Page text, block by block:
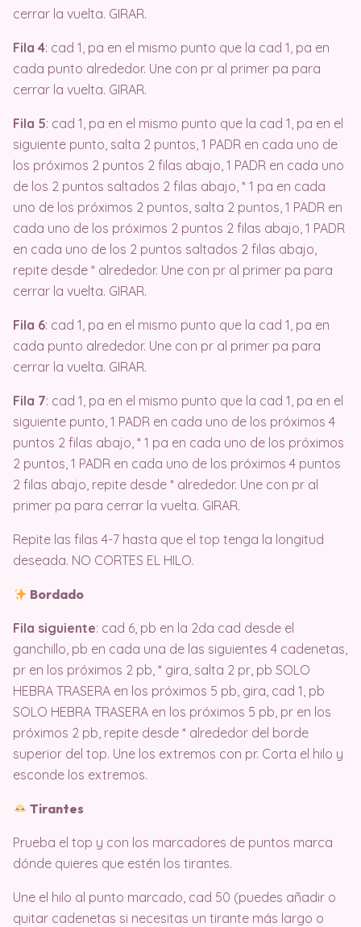
cerrar la vuelta. GIRAR.
Fila 4: cad 1, pa en el mismo punto que la cad 1, pa en
cada punto alrededor. Une con pr al primer pa para
cerrar la vuelta. GIRAR.
Fila 5: cad 1, pa en el mismo punto que la cad 1, pa en el
siguiente punto, salta 2 puntos, 1 PADR en cada uno de
los próximos 2 puntos 2 filas abajo, 1 PADR en cada uno
de los 2 puntos saltados 2 filas abajo, * 1 pa en cada
uno de los próximos 2 puntos, salta 2 puntos, 1 PADR en
cada uno de los próximos 2 puntos 2 filas abajo, 1 PADR
en cada uno de los 2 puntos saltados 2 filas abajo,
repite desde * alrededor. Une con pr al primer pa para
cerrar la vuelta. GIRAR.
Fila 6: cad 1, pa en el mismo punto que la cad 1, pa en
cada punto alrededor. Une con pr al primer pa para
cerrar la vuelta. GIRAR.
Fila 7: cad 1, pa en el mismo punto que la cad 1, pa en el
siguiente punto, 1 PADR en cada uno de los próximos 4
puntos 2 filas abajo, * 1 pa en cada uno de los próximos
2 puntos, 1 PADR en cada uno de los próximos 4 puntos
2 filas abajo, repite desde * alrededor. Une con pr al
primer pa para cerrar la vuelta. GIRAR.
Repite las filas 4-7 hasta que el top tenga la longitud
deseada. NO CORTES EL HILO.
Bordado
Fila siguiente: cad 6, pb en la 2da cad desde el
ganchillo, pb en cada una de las siguientes 4 cadenetas,
pr en los próximos 2 pb, * gira, salta 2 pr, pb SOLO
HEBRA TRASERA en los próximos 5 pb, gira, cad 1, pb
SOLO HEBRA TRASERA en los próximos 5 pb, pr en los
próximos 2 pb, repite desde * alrededor del borde
superior del top. Une los extremos con pr. Corta el hilo y
esconde los extremos.
Tirantes
Prueba el top y con los marcadores de puntos marca
dónde quieres que estén los tirantes.
Une el hilo al punto marcado, cad 50 (puedes añadir o
quitar cadenetas si necesitas un tirante más largo o